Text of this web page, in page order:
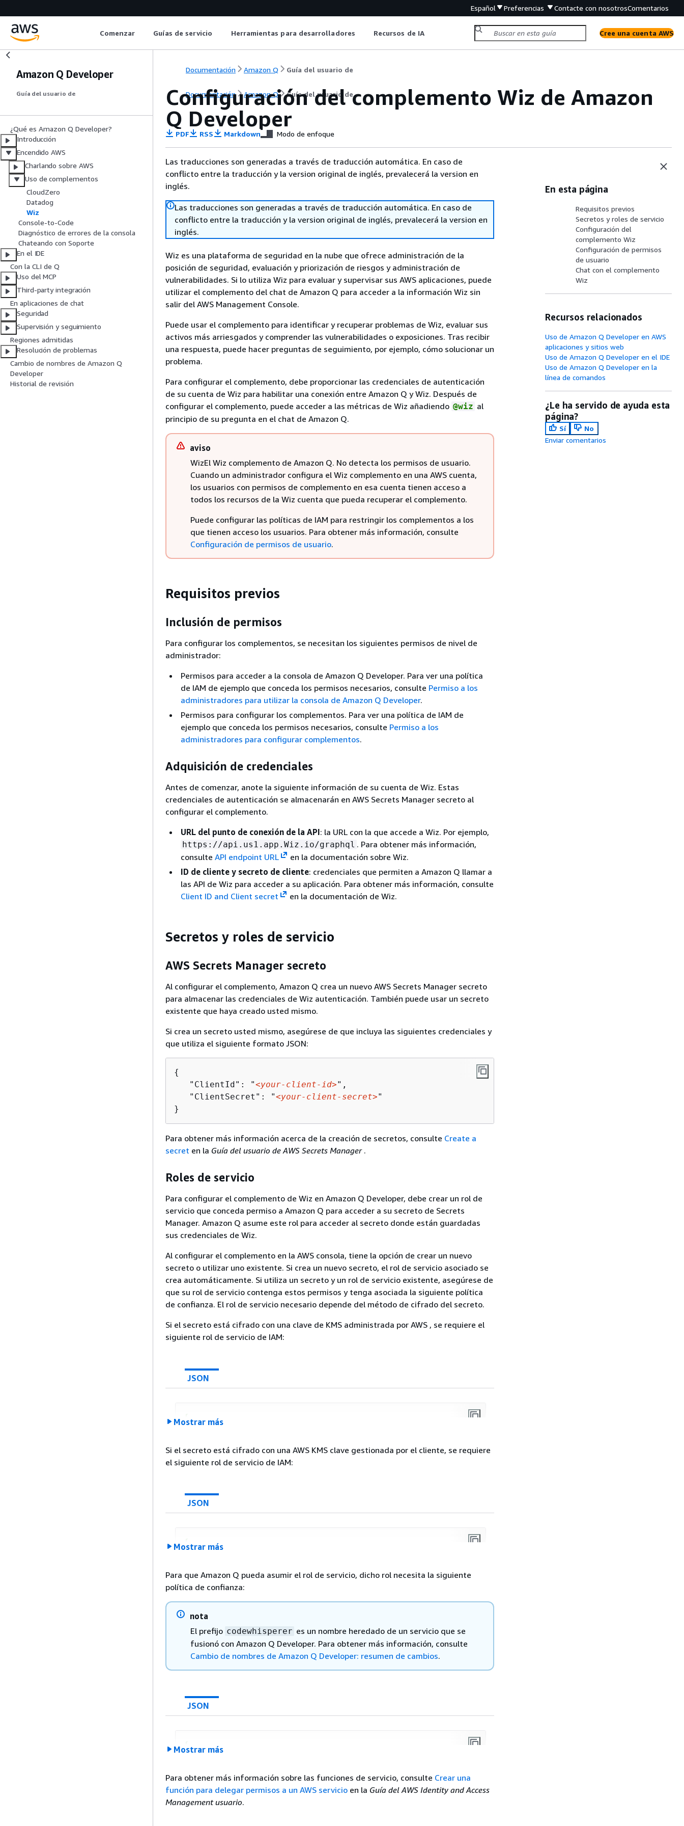
Español Preferencias Contacte con nosotrosComentarios
Comenzar Guías de servicio Herramientas para desarrolladores Recursos de IA Cree una cuenta AWS
Amazon Q Developer
Guía del usuario de
¿Qué es Amazon Q Developer?
Introducción
Encendido AWS
Charlando sobre AWS
Uso de complementos
CloudZero
Datadog
Wiz
Console-to-Code
Diagnóstico de errores de la consola
Chateando con Soporte
En el IDE
Con la CLI de Q
Uso del MCP
Third-party integración
En aplicaciones de chat
Seguridad
Supervisión y seguimiento
Regiones admitidas
Resolución de problemas
Cambio de nombres de Amazon Q
Developer
Historial de revisión
Documentación Amazon Q Guía del usuario de
Documentación Amazon Q Guía del usuario de
Configuración del complemento Wiz de Amazon
Q Developer
PDF RSS Markdown Modo de enfoque
Las traducciones son generadas a través de traducción automática. En caso de
conflicto entre la traducción y la version original de inglés, prevalecerá la version en
inglés.
Las traducciones son generadas a través de traducción automática. En caso de
conflicto entre la traducción y la version original de inglés, prevalecerá la version en
inglés.
Wiz es una plataforma de seguridad en la nube que ofrece administración de la
posición de seguridad, evaluación y priorización de riesgos y administración de
vulnerabilidades. Si lo utiliza Wiz para evaluar y supervisar sus AWS aplicaciones, puede
utilizar el complemento del chat de Amazon Q para acceder a la información Wiz sin
salir del AWS Management Console.
Puede usar el complemento para identificar y recuperar problemas de Wiz, evaluar sus
activos más arriesgados y comprender las vulnerabilidades o exposiciones. Tras recibir
una respuesta, puede hacer preguntas de seguimiento, por ejemplo, cómo solucionar un
problema.
Para configurar el complemento, debe proporcionar las credenciales de autenticación
de su cuenta de Wiz para habilitar una conexión entre Amazon Q y Wiz. Después de
configurar el complemento, puede acceder a las métricas de Wiz añadiendo @wiz al
principio de su pregunta en el chat de Amazon Q.
aviso
WizEl Wiz complemento de Amazon Q. No detecta los permisos de usuario.
Cuando un administrador configura el Wiz complemento en una AWS cuenta,
los usuarios con permisos de complemento en esa cuenta tienen acceso a
todos los recursos de la Wiz cuenta que pueda recuperar el complemento.
Puede configurar las políticas de IAM para restringir los complementos a los
que tienen acceso los usuarios. Para obtener más información, consulte
Configuración de permisos de usuario.
Requisitos previos
Inclusión de permisos
Para configurar los complementos, se necesitan los siguientes permisos de nivel de
administrador:
Permisos para acceder a la consola de Amazon Q Developer. Para ver una política
de IAM de ejemplo que conceda los permisos necesarios, consulte Permiso a los
administradores para utilizar la consola de Amazon Q Developer.
Permisos para configurar los complementos. Para ver una política de IAM de
ejemplo que conceda los permisos necesarios, consulte Permiso a los
administradores para configurar complementos.
Adquisición de credenciales
Antes de comenzar, anote la siguiente información de su cuenta de Wiz. Estas
credenciales de autenticación se almacenarán en AWS Secrets Manager secreto al
configurar el complemento.
URL del punto de conexión de la API: la URL con la que accede a Wiz. Por ejemplo,
https://api.us1.app.Wiz.io/graphql . Para obtener más información,
consulte API endpoint URL
en la documentación sobre Wiz.
ID de cliente y secreto de cliente: credenciales que permiten a Amazon Q llamar a
las API de Wiz para acceder a su aplicación. Para obtener más información, consulte
Client ID and Client secret
en la documentación de Wiz.
Secretos y roles de servicio
AWS Secrets Manager secreto
Al configurar el complemento, Amazon Q crea un nuevo AWS Secrets Manager secreto
para almacenar las credenciales de Wiz autenticación. También puede usar un secreto
existente que haya creado usted mismo.
Si crea un secreto usted mismo, asegúrese de que incluya las siguientes credenciales y
que utiliza el siguiente formato JSON:
{
   "ClientId": "
<your-client-id>",
   "ClientSecret": "
<your-client-secret>"
}
Para obtener más información acerca de la creación de secretos, consulte Create a
secret en la Guía del usuario de AWS Secrets Manager .
Roles de servicio
Para configurar el complemento de Wiz en Amazon Q Developer, debe crear un rol de
servicio que conceda permiso a Amazon Q para acceder a su secreto de Secrets
Manager. Amazon Q asume este rol para acceder al secreto donde están guardadas
sus credenciales de Wiz.
Al configurar el complemento en la AWS consola, tiene la opción de crear un nuevo
secreto o utilizar uno existente. Si crea un nuevo secreto, el rol de servicio asociado se
crea automáticamente. Si utiliza un secreto y un rol de servicio existente, asegúrese de
que su rol de servicio contenga estos permisos y tenga asociada la siguiente política
de confianza. El rol de servicio necesario depende del método de cifrado del secreto.
Si el secreto está cifrado con una clave de KMS administrada por AWS , se requiere el
siguiente rol de servicio de IAM:
JSON
{
"Effect":
            ],
"Resource": [
        }
}
Mostrar más
Si el secreto está cifrado con una AWS KMS clave gestionada por el cliente, se requiere
el siguiente rol de servicio de IAM:
JSON
{
"Action": [
            ],
"Resource" : "arn:aws:secretsmanager: us-east-1
        },
            ],
                }
            }
        }
Mostrar más
Para que Amazon Q pueda asumir el rol de servicio, dicho rol necesita la siguiente
política de confianza:
nota
El prefijo codewhisperer es un nombre heredado de un servicio que se
fusionó con Amazon Q Developer. Para obtener más información, consulte
Cambio de nombres de Amazon Q Developer: resumen de cambios.
JSON
{
"Effect": "Allow",
"Principal"
Mostrar más
Para obtener más información sobre las funciones de servicio, consulte Crear una
función para delegar permisos a un AWS servicio en la Guía del AWS Identity and Access
Management usuario.
En esta página
Requisitos previos
Secretos y roles de servicio
Configuración del
complemento Wiz
Configuración de permisos
de usuario
Chat con el complemento
Wiz
Recursos relacionados
Uso de Amazon Q Developer en AWS
aplicaciones y sitios web
Uso de Amazon Q Developer en el IDE
Uso de Amazon Q Developer en la
línea de comandos
¿Le ha servido de ayuda esta
página?
Sí
No
Enviar comentarios